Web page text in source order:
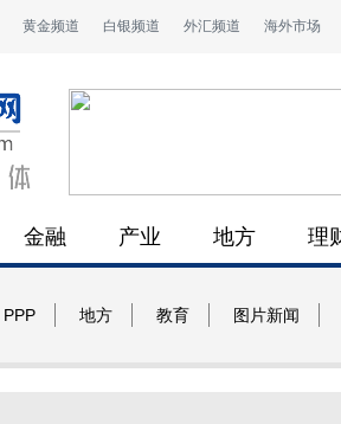
黄金频道 白银频道 外汇频道 海外市场
金融 产业 地方 理
PPP 地方 教育 图片新闻